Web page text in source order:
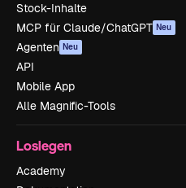
Stock-Inhalte
MCP für Claude/ChatGPT Neu
Agenten Neu
API
Mobile App
Alle Magnific-Tools
Loslegen
Academy